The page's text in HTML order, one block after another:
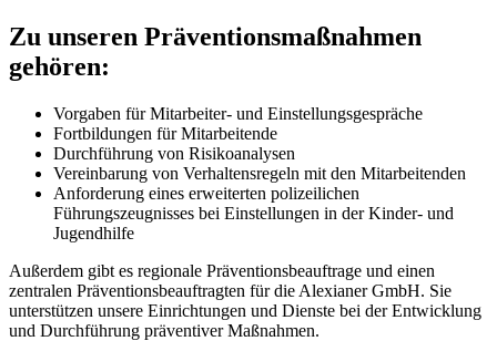
Zu unseren Präventionsmaßnahmen
gehören:
Vorgaben für Mitarbeiter- und Einstellungsgespräche
Fortbildungen für Mitarbeitende
Durchführung von Risikoanalysen
Vereinbarung von Verhaltensregeln mit den Mitarbeitenden
Anforderung eines erweiterten polizeilichen
Führungszeugnisses bei Einstellungen in der Kinder- und
Jugendhilfe
Außerdem gibt es regionale Präventionsbeauftrage und einen
zentralen Präventionsbeauftragten für die Alexianer GmbH. Sie
unterstützen unsere Einrichtungen und Dienste bei der Entwicklung
und Durchführung präventiver Maßnahmen.